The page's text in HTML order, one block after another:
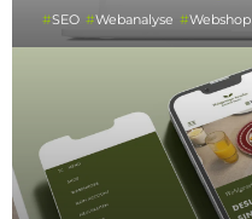
SEO Webanalyse Webshop